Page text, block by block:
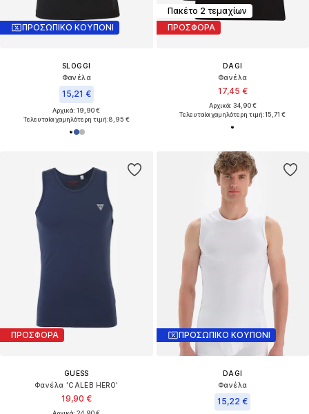
ΠΡΟΣΩΠΙΚΟ ΚΟΥΠΟΝΙ
SLOGGI
Φανέλα
15,21 €
Αρχικά: 19,90 €
Τελευταία χαμηλότερη τιμή:8,95 €
Πακέτο 2 τεμαχίων
ΠΡΟΣΦΟΡΑ
DAGI
Φανέλα
17,45 €
Αρχικά: 34,90 €
Τελευταία χαμηλότερη τιμή:15,71 €
ΠΡΟΣΦΟΡΑ
GUESS
Φανέλα 'CALEB HERO'
19,90 €
ΠΡΟΣΩΠΙΚΟ ΚΟΥΠΟΝΙ
DAGI
Φανέλα
15,22 €